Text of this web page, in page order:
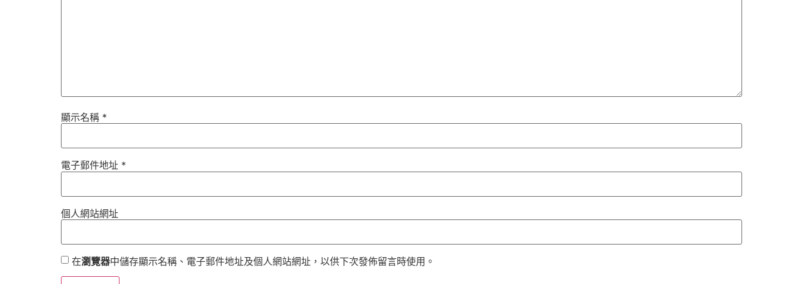
顯示名稱 *
電子郵件地址 *
個人網站網址
在瀏覽器中儲存顯示名稱、電子郵件地址及個人網站網址，以供下次發佈留言時使用。